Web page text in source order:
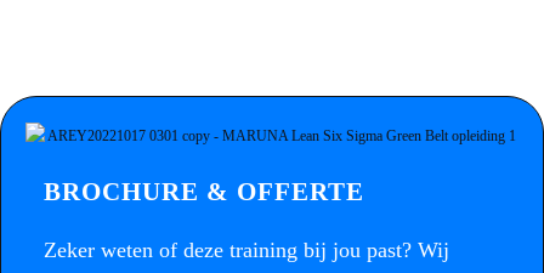
BROCHURE & OFFERTE
Zeker weten of deze training bij jou past? Wij